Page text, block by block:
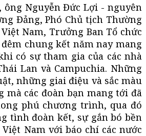
Nguyễn Đức Lợi - nguyên
Đảng, Phó Chủ tịch Thường
Nam, Trưởng Ban Tổ chức
chung kết năm nay mang
có sự tham gia của các nhà
Lan và Campuchia. Những
những giai điệu và sắc màu
mà các đoàn bạn mang tới đã
phú chương trình, qua đó
tình đoàn kết, sự gắn bó bền
Nam với báo chí các nước